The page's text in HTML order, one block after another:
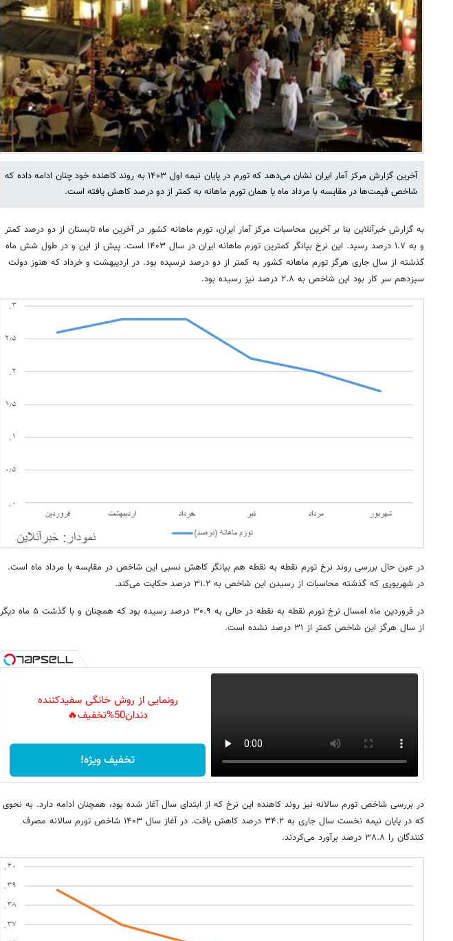
آخرین گزارش مرکز آمار ایران نشان می‌دهد که تورم در پایان نیمه اول ۱۴۰۳ به روند کاهنده خود چنان ادامه داده که
شاخص قیمت‌ها در مقایسه با مرداد ماه یا همان تورم ماهانه به کمتر از دو درصد کاهش یافته است.
به گزارش خبرآنلاین بنا بر آخرین محاسبات مرکز آمار ایران، تورم ماهانه کشور در آخرین ماه تابستان از دو درصد کمتر
و به ۱.۷ درصد رسید. این نرخ بیانگر کمترین تورم ماهانه ایران در سال ۱۴۰۳ است. پیش از این و در طول شش ماه
گذشته از سال جاری هرگز تورم ماهانه کشور به کمتر از دو درصد نرسیده بود. در اردیبهشت و خرداد که هنوز دولت
سیزدهم سر کار بود این شاخص به ۲.۸ درصد نیز رسیده بود.
در عین حال بررسی روند نرخ تورم نقطه به نقطه هم بیانگر کاهش نسبی این شاخص در مقایسه با مرداد ماه است.
در شهریوری که گذشته محاسبات از رسیدن این شاخص به ۳۱.۲ درصد حکایت می‌کند.
در فروردین ماه امسال نرخ تورم نقطه به نقطه در حالی به ۳۰.۹ درصد رسیده بود که همچنان و با گذشت ۵ ماه دیگر
از سال هرگز این شاخص کمتر از ۳۱ درصد نشده است.
رونمایی از روش خانگی سفیدکننده
دندان50%تخفیف🔥
تخفیف ویژه!
در بررسی شاخص تورم سالانه نیز روند کاهنده این نرخ که از ابتدای سال آغاز شده بود، همچنان ادامه دارد. به نحوی
که در پایان نیمه نخست سال جاری به ۳۴.۲ درصد کاهش یافت. در آغاز سال ۱۴۰۳ شاخص تورم سالانه مصرف
کنندگان را ۳۸.۸ درصد برآورد می‌کردند.